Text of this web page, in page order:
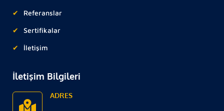
Referanslar
Sertifikalar
İletişim
İletişim Bilgileri
ADRES